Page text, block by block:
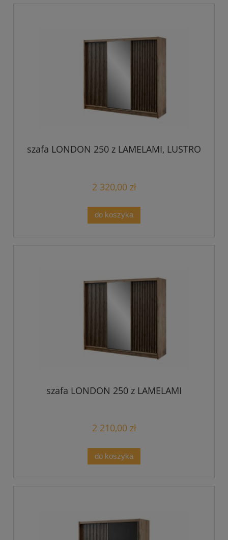
szafa LONDON 250 z LAMELAMI, LUSTRO
2 320,00 zł
do koszyka
szafa LONDON 250 z LAMELAMI
2 210,00 zł
do koszyka